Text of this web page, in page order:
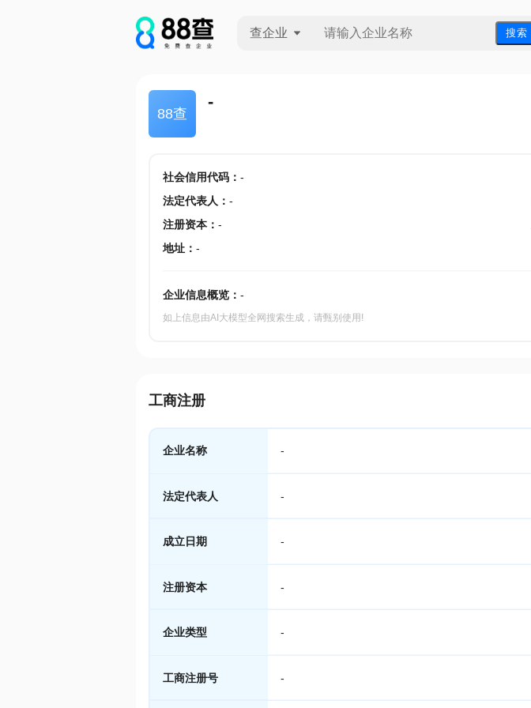
查企业 搜 索
88查
-
社会信用代码： -
法定代表人 ： -
注册资本： -
地址： -
企业信息概览： -
如上信息由AI大模型全网搜索生成，请甄别使用!
工商注册
企业名称 -
法定代表人 -
成立日期 -
注册资本 -
企业类型 -
工商注册号 -